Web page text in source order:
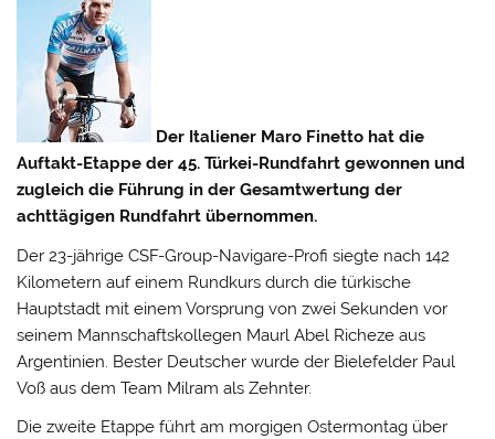
Der Italiener Maro Finetto hat die
Auftakt-Etappe der 45. Türkei-Rundfahrt gewonnen und
zugleich die Führung in der Gesamtwertung der
achttägigen Rundfahrt übernommen.
Der 23-jährige CSF-Group-Navigare-Profi siegte nach 142
Kilometern auf einem Rundkurs durch die türkische
Hauptstadt mit einem Vorsprung von zwei Sekunden vor
seinem Mannschaftskollegen Maurl Abel Richeze aus
Argentinien. Bester Deutscher wurdeder Bielefelder Paul
Voß aus dem Team Milram als Zehnter.
Die zweite Etappe führt am morgigen Ostermontag über